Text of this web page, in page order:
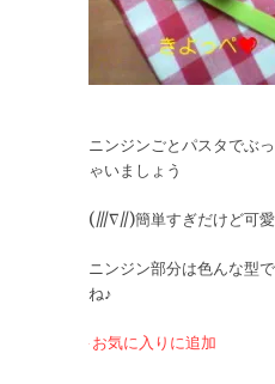
ニンジンごとパスタでぶ
ゃいましょう
(///∇//)簡単すぎだけど可
ニンジン部分は色んな型
ね♪
お気に入りに追加